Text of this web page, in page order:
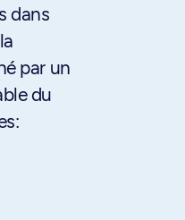
dans
par un
du